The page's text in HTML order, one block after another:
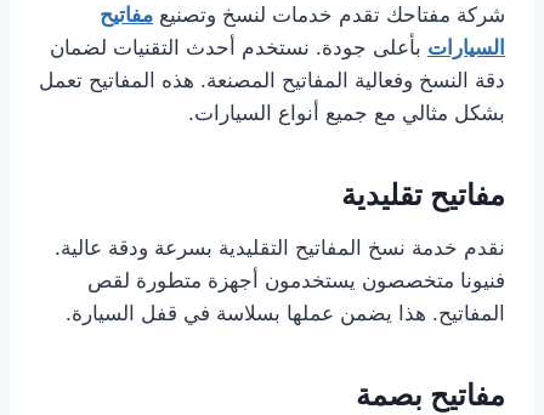
شركة مفتاحك تقدم خدمات لنسخ وتصنيع مفاتيح
السيارات بأعلى جودة. نستخدم أحدث التقنيات لضمان
دقة النسخ وفعالية المفاتيح المصنعة. هذه المفاتيح تعمل
بشكل مثالي مع جميع أنواع السيارات.
مفاتيح تقليدية
نقدم خدمة نسخ المفاتيح التقليدية بسرعة ودقة عالية.
فنيونا متخصصون يستخدمون أجهزة متطورة لقص
المفاتيح. هذا يضمن عملها بسلاسة في قفل السيارة.
مفاتيح بصمة